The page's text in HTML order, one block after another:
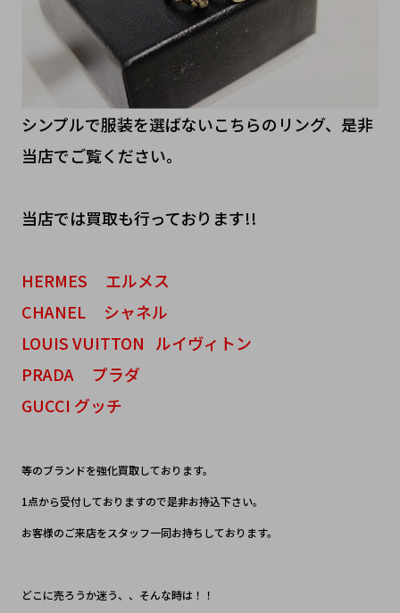
シンプルで服装を選ばないこちらのリング、是非
当店でご覧ください。
当店では買取も行っております!!
HERMES エルメス
CHANEL シャネル
LOUIS VUITTON ルイヴィトン
PRADA プラダ
GUCCI グッチ
等のブランドを強化買取しております。
1点から受付しておりますので是非お持込下さい。
お客様のご来店をスタッフ一同お持ちしております。
どこに売ろうか迷う、、そんな時は！！